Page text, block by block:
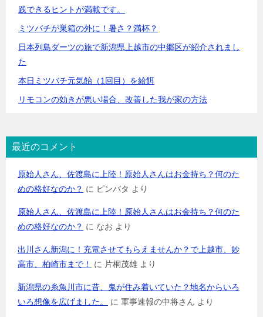
践できるヒントが満載です。
ミツバチが巣箱の外に！暑さ？満杯？
日本列島ダーツの旅で新潟県上越市の中郷区が紹介されまし
た
本日ミツバチ元気飴（1回目）を給餌
リモコンの効きが悪い場合、改善した我が家の方法
最近のコメント
原始人さん、佐渡島に上陸！原始人さんはお金持ち？何のた
めの格好なのか？ に ピンバタ より
原始人さん、佐渡島に上陸！原始人さんはお金持ち？何のた
めの格好なのか？ に なお より
出川さん新潟に！充電させてもらえませんか？で上越市、妙
高市、柏崎市まで！
に 片桐茂雄 より
新潟県の糸魚川市に昔、鬼が住み着いていた？地名からいろ
いろ想像を広げました。
に 軍事速報の中将さん より